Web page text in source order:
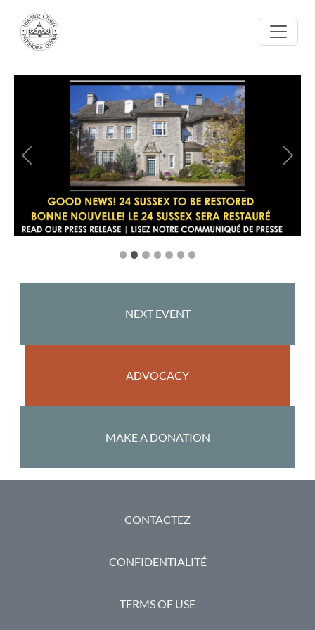
Précédent
NEXT EVENT
ADVOCACY
MAKE A DONATION
PIED DE PAGECONTACTEZ
CONFIDENTIALITÉ
TERMS OF USE